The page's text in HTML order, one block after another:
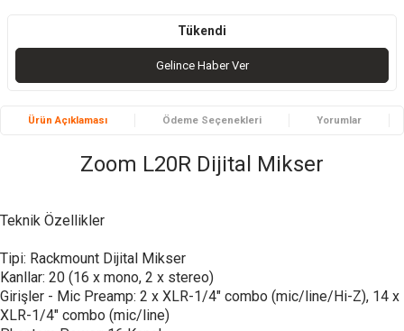
Tükendi
Gelince Haber Ver
Ürün Açıklaması Ödeme Seçenekleri Yorumlar
Zoom L20R Dijital Mikser
Teknik Özellikler
Tipi: Rackmount Dijital Mikser
Kanllar: 20 (16 x mono, 2 x stereo)
Girişler - Mic Preamp: 2 x XLR-1/4" combo (mic/line/Hi-Z), 14 x
XLR-1/4" combo (mic/line)